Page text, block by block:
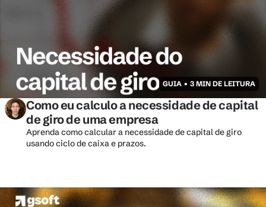
GUIA • 3 MIN DE LEITURA
Como eu calculo a necessidade de capital
de giro de uma empresa
Aprenda como calcular a necessidade de capital de giro
usando ciclo de caixa e prazos.